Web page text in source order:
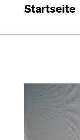
Startseite